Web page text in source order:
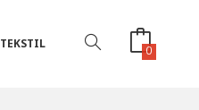
TEKSTIL 0